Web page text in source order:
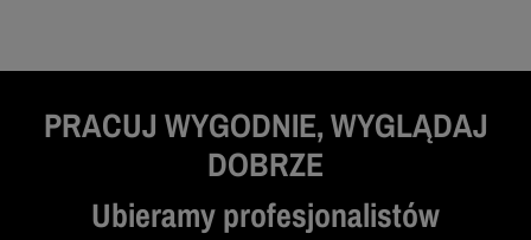
PRACUJ WYGODNIE, WYGLĄDAJ
DOBRZE
Ubieramy profesjonalistów